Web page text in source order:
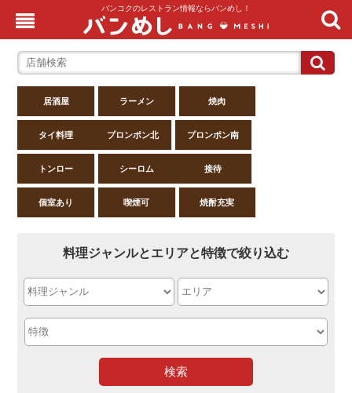
バンコクのレストラン情報ならバンめし！
居酒屋 ラーメン 焼肉
タイ料理 プロンポン北 プロンポン南
トンロー シーロム 接待
個室あり 喫煙可 焼酎充実
料理ジャンルとエリアと特徴で絞り込む
検索